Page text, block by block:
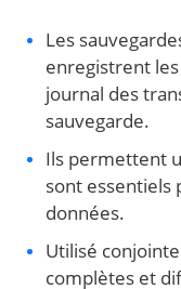
Les
enregistrent
journal des
sauvegarde.
Ils permettent
sont essentiels
données.
Utilisé
complètes et